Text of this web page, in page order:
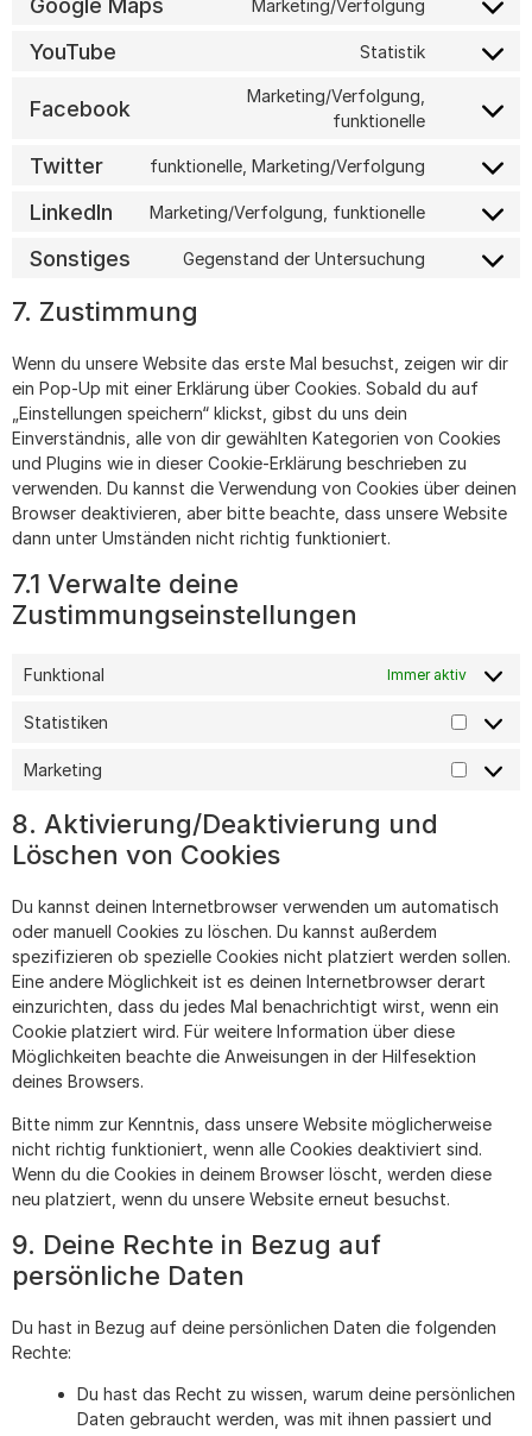
Google Maps Marketing/Verfolgung
YouTube Statistik
Facebook
Marketing/Verfolgung,
funktionelle
Twitter funktionelle, Marketing/Verfolgung
LinkedIn Marketing/Verfolgung, funktionelle
Sonstiges Gegenstand der Untersuchung
7. Zustimmung
Wenn du unsere Website das erste Mal besuchst, zeigen wir dir
ein Pop-Up mit einer Erklärung über Cookies. Sobald du auf
„Einstellungen speichern“ klickst, gibst du uns dein
Einverständnis, alle von dir gewählten Kategorien von Cookies
und Plugins wie in dieser Cookie-Erklärung beschrieben zu
verwenden. Du kannst die Verwendung von Cookies über deinen
Browser deaktivieren, aber bitte beachte, dass unsere Website
dann unter Umständen nicht richtig funktioniert.
7.1 Verwalte deine
Zustimmungseinstellungen
Funktional Immer aktiv
Statistiken
Marketing
8. Aktivierung/Deaktivierung und
Löschen von Cookies
Du kannst deinen Internetbrowser verwenden um automatisch
oder manuell Cookies zu löschen. Du kannst außerdem
spezifizieren ob spezielle Cookies nicht platziert werden sollen.
Eine andere Möglichkeit ist es deinen Internetbrowser derart
einzurichten, dass du jedes Mal benachrichtigt wirst, wenn ein
Cookie platziert wird. Für weitere Information über diese
Möglichkeiten beachte die Anweisungen in der Hilfesektion
deines Browsers.
Bitte nimm zur Kenntnis, dass unsere Website möglicherweise
nicht richtig funktioniert, wenn alle Cookies deaktiviert sind.
Wenn du die Cookies in deinem Browser löscht, werden diese
neu platziert, wenn du unsere Website erneut besuchst.
9. Deine Rechte in Bezug auf
persönliche Daten
Du hast in Bezug auf deine persönlichen Daten die folgenden
Rechte:
Du hast das Recht zu wissen, warum deine persönlichen
Daten gebraucht werden, was mit ihnen passiert und